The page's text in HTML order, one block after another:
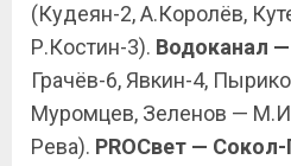
(Кудеян-2, А.Королёв,
Р.Костин-3). Водоканал
Грачёв-6, Явкин-4,
Муромцев, Зеленов —
Рева). PROСвет —